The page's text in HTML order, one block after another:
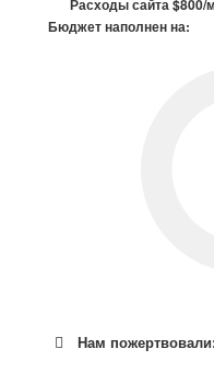
Расходы сайта $800/
Бюджет наполнен на:
Нам